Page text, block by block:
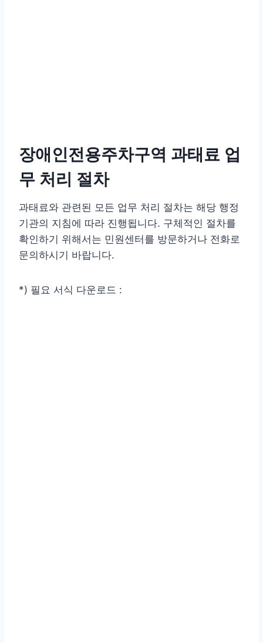
장애인전용주차구역 과태료 업
무 처리 절차
과태료와 관련된 모든 업무 처리 절차는 해당 행정
기관의 지침에 따라 진행됩니다. 구체적인 절차를
확인하기 위해서는 민원센터를 방문하거나 전화로
문의하시기 바랍니다.
*) 필요 서식 다운로드 :